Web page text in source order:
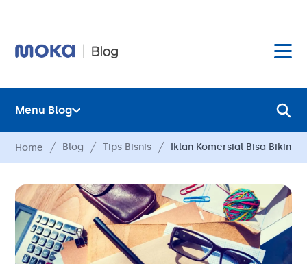
Layanan
Hardware
Harga
Hubungi Kami
Menu Blog
Layanan
Hardware
Harga
Home Blog Tips Bisnis Iklan Komersial Bisa Bikin